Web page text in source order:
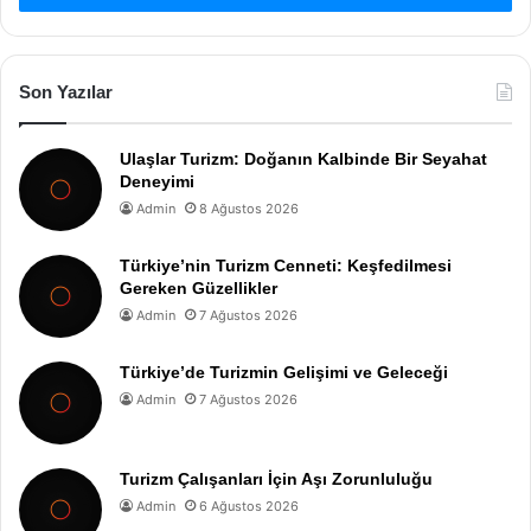
Son Yazılar
Ulaşlar Turizm: Doğanın Kalbinde Bir Seyahat
Deneyimi
Admin 8 Ağustos 2026
Türkiye’nin Turizm Cenneti: Keşfedilmesi
Gereken Güzellikler
Admin 7 Ağustos 2026
Türkiye’de Turizmin Gelişimi ve Geleceği
Admin 7 Ağustos 2026
Turizm Çalışanları İçin Aşı Zorunluluğu
Admin 6 Ağustos 2026